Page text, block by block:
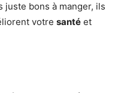
juste bons à manger, ils
votre santé et